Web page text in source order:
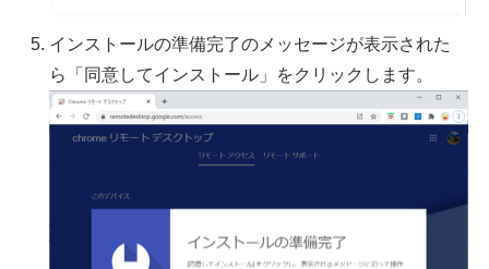
インストールの準備完了のメッセージが表示された
ら「同意してインストール」をクリックします。